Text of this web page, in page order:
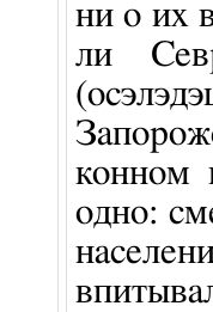
ни о их
ли
конном
одно: